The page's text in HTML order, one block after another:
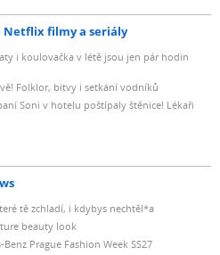
Netflix filmy a seriály
i koulovačka v létě jsou jen pár hodin
Folklor, bitvy i setkání vodníků
Soni v hotelu poštípaly štěnice! Lékaři
tě zchladí, i kdybys nechtěl*a
beauty look
Prague Fashion Week SS27